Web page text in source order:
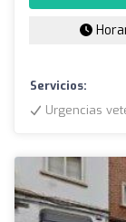
Servicios:
Urgencias